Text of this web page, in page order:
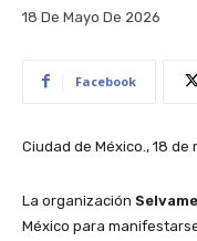
18 De Mayo De 2026
Facebook
Ciudad de México., 18 de
La organización Selvame
México para